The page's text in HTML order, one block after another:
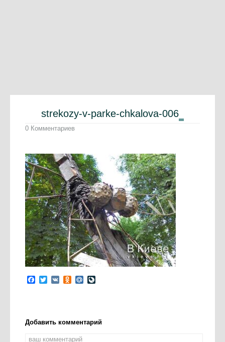
strekozy-v-parke-chkalova-006
0 Комментариев
Facebook
Twitter
VK Odnoklassniki
Mail.Ru
Добавить комментарий